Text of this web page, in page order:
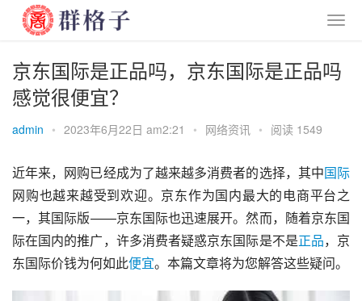
京东国际是正品吗，京东国际是正品吗
感觉很便宜？
admin • 2023年6月22日 am2:21 • 网络资讯 • 阅读 1549
近年来，网购已经成为了越来越多消费者的选择，其中国际
网购也越来越受到欢迎。京东作为国内最大的电商平台之
一，其国际版——京东国际也迅速展开。然而，随着京东国
际在国内的推广，许多消费者疑惑京东国际是不是正品，京
东国际价钱为何如此便宜。本篇文章将为您解答这些疑问。